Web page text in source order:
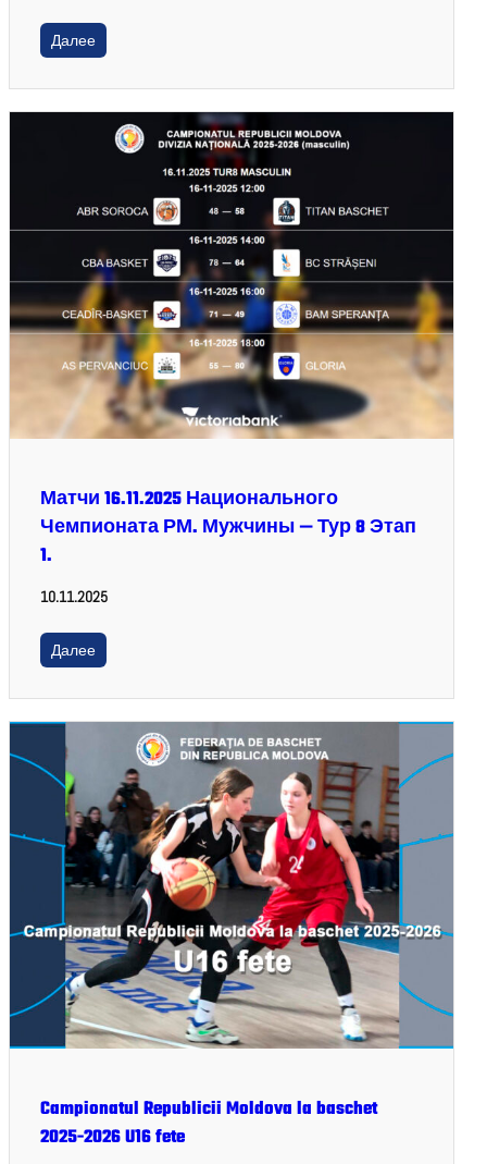
Далее
Матчи 16.11.2025 Национального
Чемпионата РМ. Мужчины — Тур 8 Этап
1.
10.11.2025
Далее
Campionatul Republicii Moldova la baschet
2025-2026 U16 fete